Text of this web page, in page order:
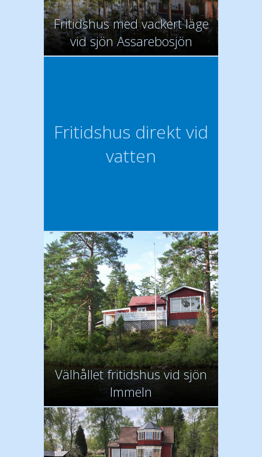
Fritidshus med vackert läge
vid sjön Assarebosjön
Fritidshus direkt vid
vatten
Välhållet fritidshus vid sjön
Immeln